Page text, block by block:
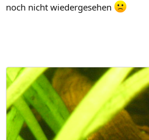
noch nicht wiedergesehen